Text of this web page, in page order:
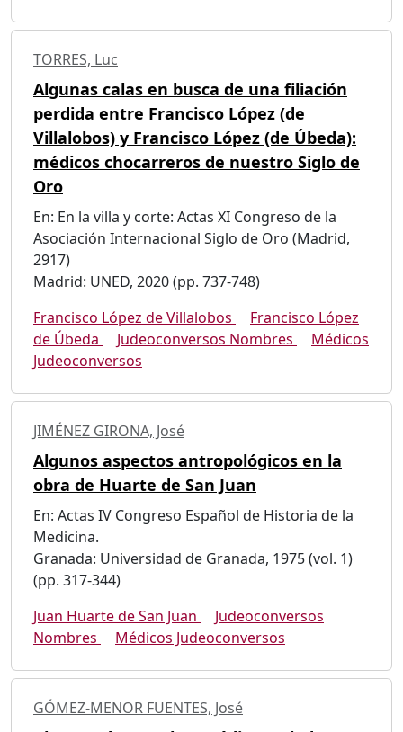
TORRES, Luc
Algunas calas en busca de una filiación
perdida entre Francisco López (de
Villalobos) y Francisco López (de Úbeda):
médicos chocarreros de nuestro Siglo de
Oro
En: En la villa y corte: Actas XI Congreso de la
Asociación Internacional Siglo de Oro (Madrid,
2917)
Madrid: UNED, 2020 (pp. 737-748)
Francisco López de Villalobos
Francisco López
de Úbeda
Judeoconversos Nombres
Médicos
Judeoconversos
JIMÉNEZ GIRONA, José
Algunos aspectos antropológicos en la
obra de Huarte de San Juan
En: Actas IV Congreso Español de Historia de la
Medicina.
Granada: Universidad de Granada, 1975 (vol. 1)
(pp. 317-344)
Juan Huarte de San Juan
Judeoconversos
Nombres
Médicos Judeoconversos
GÓMEZ-MENOR FUENTES, José